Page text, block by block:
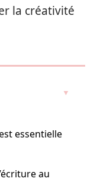
la créativité
essentielle
au